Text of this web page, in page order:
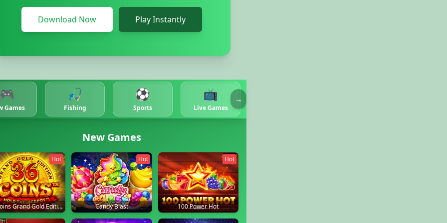
Download Now Play Instantly
🎮
Games
🎣
Fishing
⚽
Sports
📺
Live Games
→
New Games
36 Coins Grand Gold Edition
Hot
Candy Blast
Hot
100 Power Hot
Hot